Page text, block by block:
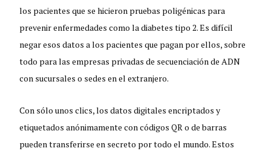
los pacientes que se hicieron pruebas poligénicas para
prevenir enfermedades como la diabetes tipo 2. Es difícil
negar esos datos a los pacientes que pagan por ellos, sobre
todo para las empresas privadas de secuenciación de ADN
con sucursales o sedes en el extranjero.
Con sólo unos clics, los datos digitales encriptados y
etiquetados anónimamente con códigos QR o de barras
pueden transferirse en secreto por todo el mundo. Estos